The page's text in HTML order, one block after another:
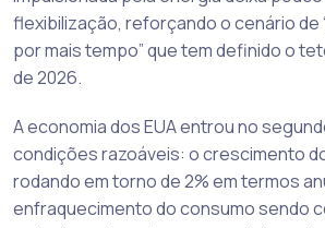
flexibilização, reforçando o cenário de
por mais tempo” que tem definido o
de 2026.
A economia dos EUA entrou no
condições razoáveis: o crescimento
rodando em torno de 2% em termos
enfraquecimento do consumo sendo